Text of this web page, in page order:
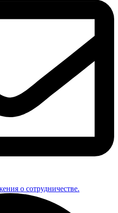
о сотрудничестве.